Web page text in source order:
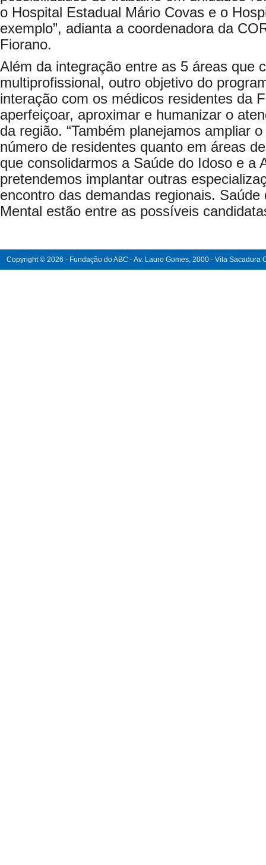
o Hospital Estadual Mário Covas e o
exemplo”, adianta a coordenadora da
Fiorano.
Além da integração entre as 5 áreas que
multiprofissional, outro objetivo do
interação com os médicos residentes da
aperfeiçoar, aproximar e humanizar o
da região. “Também planejamos ampliar
número de residentes quanto em áreas
que consolidarmos a Saúde do Idoso e a
pretendemos implantar outras
encontro das demandas regionais.
Mental estão entre as possíveis
Copyright © 2026 - Fundação do ABC - Av. Lauro Gomes, 2000 - Vila